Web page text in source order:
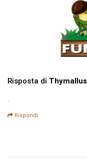
Risposta di Thymallus
.
Rispondi